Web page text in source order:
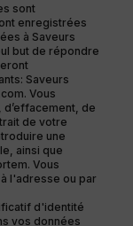
sont
enregistrées
à Saveurs
but de répondre
Saveurs
Vous
de
de votre
une
ainsi que
Vous
l'adresse ou par
d'identité
vos données